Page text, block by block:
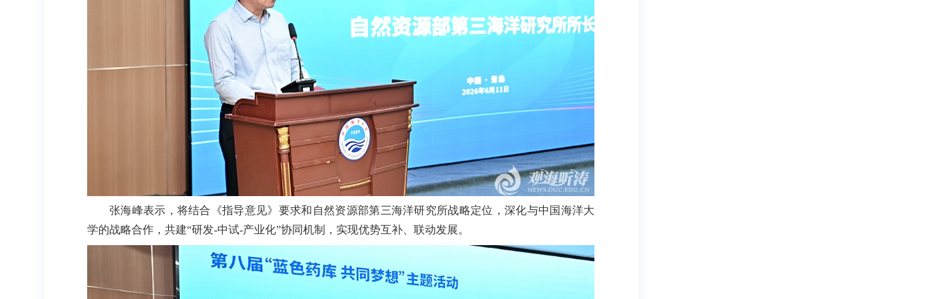
张海峰表示，将结合《指导意见》要求和自然资源部第三海洋研究所战略定位，深化与中国海洋大
学的战略合作，共建“研发-中试-产业化”协同机制，实现优势互补、联动发展。